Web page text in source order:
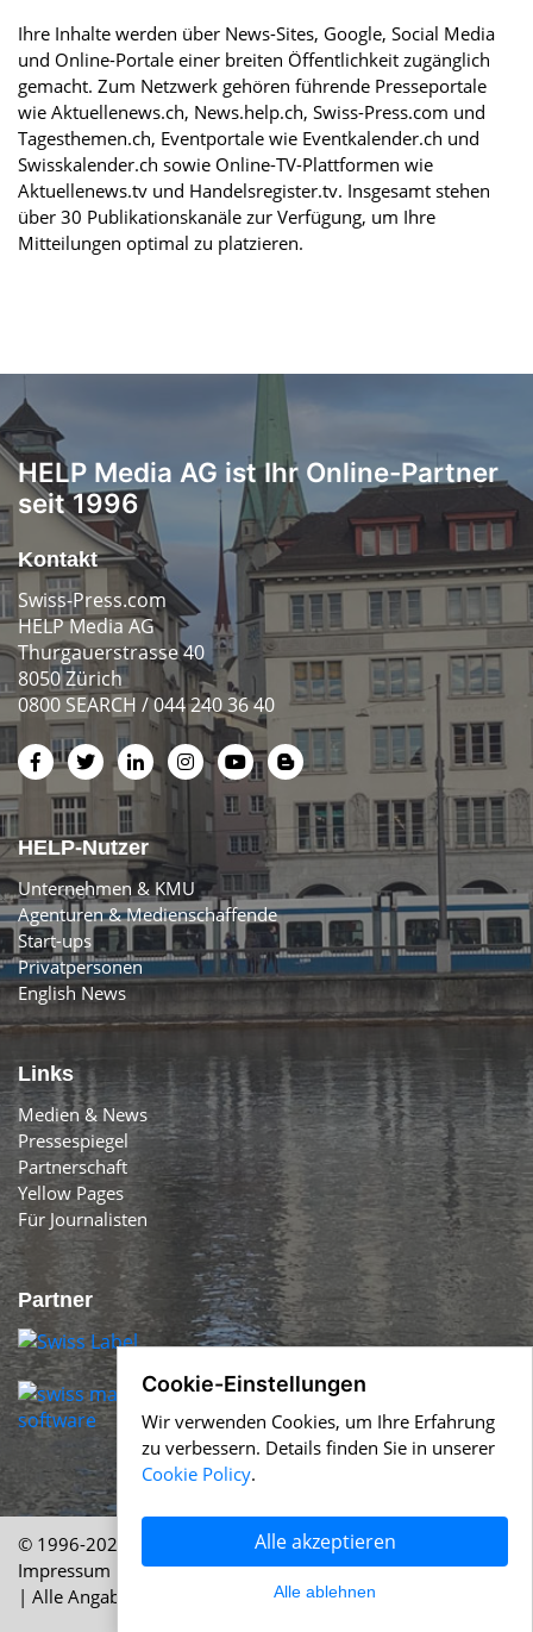
Ihre Inhalte werden über News-Sites, Google, Social Media
und Online-Portale einer breiten Öffentlichkeit zugänglich
gemacht. Zum Netzwerk gehören führende Presseportale
wie Aktuellenews.ch, News.help.ch, Swiss-Press.com und
Tagesthemen.ch, Eventportale wie Eventkalender.ch und
Swisskalender.ch sowie Online-TV-Plattformen wie
Aktuellenews.tv und Handelsregister.tv. Insgesamt stehen
über 30 Publikationskanäle zur Verfügung, um Ihre
Mitteilungen optimal zu platzieren.
HELP Media AG ist Ihr Online-Partner
seit 1996
Kontakt
Swiss-Press.com
HELP Media AG
Thurgauerstrasse 40
8050 Zürich
0800 SEARCH / 044 240 36 40
HELP-Nutzer
Unternehmen & KMU
Agenturen & Medienschaffende
Start-ups
Privatpersonen
English News
Links
Medien & News
Pressespiegel
Partnerschaft
Yellow Pages
Für Journalisten
Partner
© 1996-2026 Swiss-Press.com & Help.ch Über uns
Impressum
AGB|Nutzung|Cookie Policy|Datenschutz
| Alle Angaben ohne Gewähr
Cookie-Einstellungen
Wir verwenden Cookies, um Ihre Erfahrung
zu verbessern. Details finden Sie in unserer
Cookie Policy.
Alle akzeptieren
Alle ablehnen